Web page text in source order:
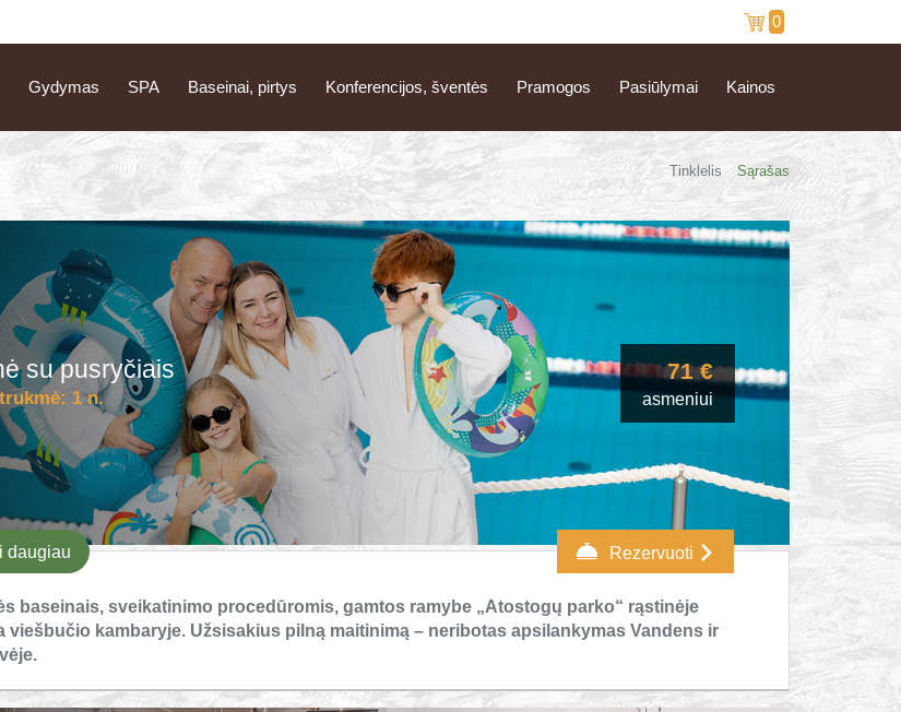
0
Gydymas SPA Baseinai, pirtys Konferencijos, šventės Pramogos Pasiūlymai Kainos
Tinklelis Sąrašas
su pusryčiais
1 n.
71 €
asmeniui
baseinais, sveikatinimo procedūromis, gamtos ramybe „Atostogų parko“ rąstinėje
viešbučio kambaryje. Užsisakius pilną maitinimą – neribotas apsilankymas Vandens ir
daugiau Rezervuoti